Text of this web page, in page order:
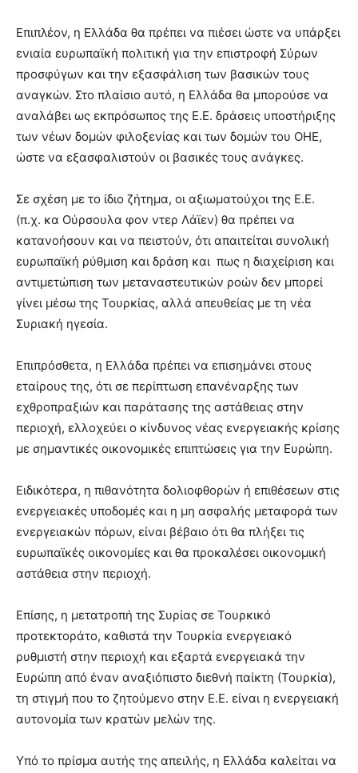
Επιπλέον, η Ελλάδα θα πρέπει να πιέσει ώστε να υπάρξει
ενιαία ευρωπαϊκή πολιτική για την επιστροφή Σύρων
προσφύγων και την εξασφάλιση των βασικών τους
αναγκών. Στο πλαίσιο αυτό, η Ελλάδα θα μπορούσε να
αναλάβει ως εκπρόσωπος της Ε.Ε. δράσεις υποστήριξης
των νέων δομών φιλοξενίας και των δομών του ΟΗΕ,
ώστε να εξασφαλιστούν οι βασικές τους ανάγκες.
Σε σχέση με το ίδιο ζήτημα, οι αξιωματούχοι της Ε.Ε.
(π.χ. κα Ούρσουλα φον ντερ Λάϊεν) θα πρέπει να
κατανοήσουν και να πειστούν, ότι απαιτείται συνολική
ευρωπαϊκή ρύθμιση και δράση και πως η διαχείριση και
αντιμετώπιση των μεταναστευτικών ροών δεν μπορεί
γίνει μέσω της Τουρκίας, αλλά απευθείας με τη νέα
Συριακή ηγεσία.
Επιπρόσθετα, η Ελλάδα πρέπει να επισημάνει στους
εταίρους της, ότι σε περίπτωση επανέναρξης των
εχθροπραξιών και παράτασης της αστάθειας στην
περιοχή, ελλοχεύει ο κίνδυνος νέας ενεργειακής κρίσης
με σημαντικές οικονομικές επιπτώσεις για την Ευρώπη.
Ειδικότερα, η πιθανότητα δολιοφθορών ή επιθέσεων στις
ενεργειακές υποδομές και η μη ασφαλής μεταφορά των
ενεργειακών πόρων, είναι βέβαιο ότι θα πλήξει τις
ευρωπαϊκές οικονομίες και θα προκαλέσει οικονομική
αστάθεια στην περιοχή.
Επίσης, η μετατροπή της Συρίας σε Τουρκικό
προτεκτοράτο, καθιστά την Τουρκία ενεργειακό
ρυθμιστή στην περιοχή και εξαρτά ενεργειακά την
Ευρώπη από έναν αναξιόπιστο διεθνή παίκτη (Τουρκία),
τη στιγμή που το ζητούμενο στην Ε.Ε. είναι η ενεργειακή
αυτονομία των κρατών μελών της.
Υπό το πρίσμα αυτής της απειλής, η Ελλάδα καλείται να